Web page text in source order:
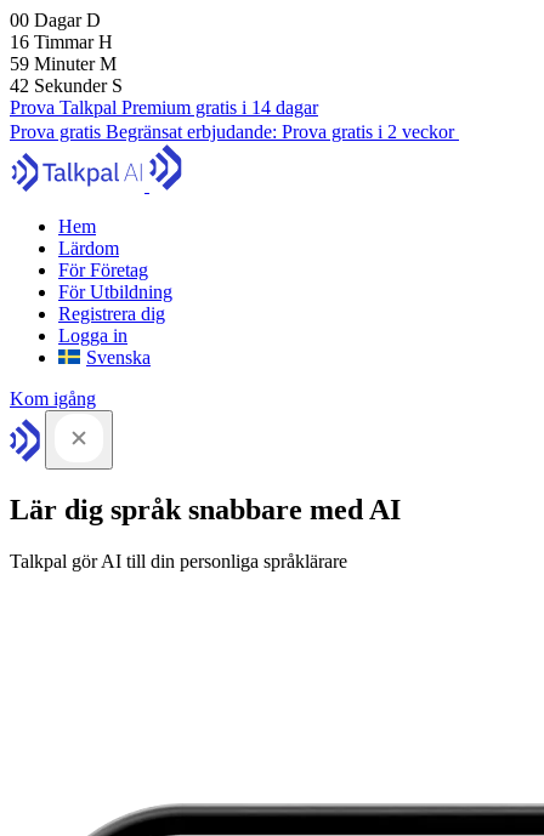
00 DagarD
16 TimmarH
59 MinuterM
41 Sekunder S
Prova Talkpal Premium gratis i 14 dagar
Prova gratis Begränsat erbjudande: Prova gratis i 2 veckor
Hem
Lärdom
För Företag
För Utbildning
Registrera dig
Logga in
Svenska
Kom igång
Lär dig språk snabbare med AI
Talkpal gör AI till din personliga språklärare